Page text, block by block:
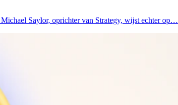
Saylor, oprichter van Strategy, wijst echter op…